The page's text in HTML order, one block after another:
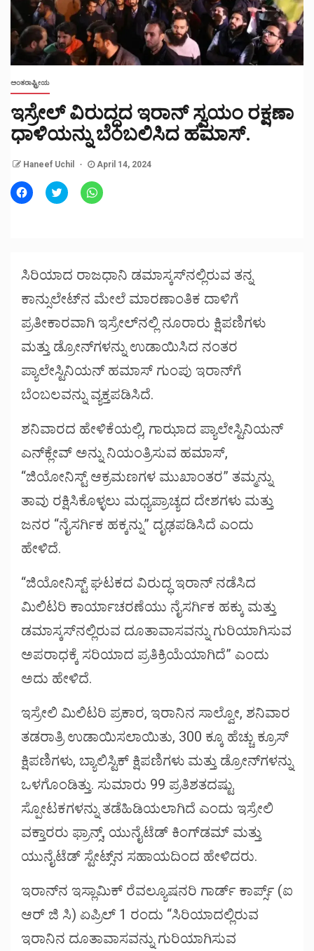
ಅಂತರಾಷ್ಟ್ರೀಯ
ಇಸ್ರೇಲ್ ವಿರುದ್ಧದ ಇರಾನ್ ಸ್ವಯಂ ರಕ್ಷಣಾ
ಧಾಳಿಯನ್ನು ಬೆಂಬಲಿಸಿದ ಹಮಾಸ್.
Haneef Uchil April 14, 2024
Click
to
Click
to
Click
to
ಸಿರಿಯಾದ ರಾಜಧಾನಿ ಡಮಾಸ್ಕಸ್‌ನಲ್ಲಿರುವ ತನ್ನ
ಕಾನ್ಸುಲೇಟ್‌ನ ಮೇಲೆ ಮಾರಣಾಂತಿಕ ದಾಳಿಗೆ
ಪ್ರತೀಕಾರವಾಗಿ ಇಸ್ರೇಲ್‌ನಲ್ಲಿ ನೂರಾರು ಕ್ಷಿಪಣಿಗಳು
ಮತ್ತು ಡ್ರೋನ್‌ಗಳನ್ನು ಉಡಾಯಿಸಿದ ನಂತರ
ಪ್ಯಾಲೇಸ್ಟಿನಿಯನ್ ಹಮಾಸ್ ಗುಂಪು ಇರಾನ್‌ಗೆ
ಬೆಂಬಲವನ್ನು ವ್ಯಕ್ತಪಡಿಸಿದೆ.
ಶನಿವಾರದ ಹೇಳಿಕೆಯಲ್ಲಿ, ಗಾಝಾದ ಪ್ಯಾಲೇಸ್ಟಿನಿಯನ್
ಎನ್‌ಕ್ಲೇವ್ ಅನ್ನು ನಿಯಂತ್ರಿಸುವ ಹಮಾಸ್,
“ಜಿಯೋನಿಸ್ಟ್ ಆಕ್ರಮಣಗಳ ಮುಖಾಂತರ” ತಮ್ಮನ್ನು
ತಾವು ರಕ್ಷಿಸಿಕೊಳ್ಳಲು ಮಧ್ಯಪ್ರಾಚ್ಯದ ದೇಶಗಳು ಮತ್ತು
ಜನರ “ನೈಸರ್ಗಿಕ ಹಕ್ಕನ್ನು” ದೃಢಪಡಿಸಿದೆ ಎಂದು
ಹೇಳಿದೆ.
“ಜಿಯೋನಿಸ್ಟ್ ಘಟಕದ ವಿರುದ್ಧ ಇರಾನ್ ನಡೆಸಿದ
ಮಿಲಿಟರಿ ಕಾರ್ಯಾಚರಣೆಯು ನೈಸರ್ಗಿಕ ಹಕ್ಕು ಮತ್ತು
ಡಮಾಸ್ಕಸ್‌ನಲ್ಲಿರುವ ದೂತಾವಾಸವನ್ನು ಗುರಿಯಾಗಿಸುವ
ಅಪರಾಧಕ್ಕೆ ಸರಿಯಾದ ಪ್ರತಿಕ್ರಿಯೆಯಾಗಿದೆ” ಎಂದು
ಅದು ಹೇಳಿದೆ.
ಇಸ್ರೇಲಿ ಮಿಲಿಟರಿ ಪ್ರಕಾರ, ಇರಾನಿನ ಸಾಲ್ವೋ, ಶನಿವಾರ
ತಡರಾತ್ರಿ ಉಡಾಯಿಸಲಾಯಿತು, 300 ಕ್ಕೂ ಹೆಚ್ಚು ಕ್ರೂಸ್
ಕ್ಷಿಪಣಿಗಳು, ಬ್ಯಾಲಿಸ್ಟಿಕ್ ಕ್ಷಿಪಣಿಗಳು ಮತ್ತು ಡ್ರೋನ್‌ಗಳನ್ನು
ಒಳಗೊಂಡಿತ್ತು. ಸುಮಾರು 99 ಪ್ರತಿಶತದಷ್ಟು
ಸ್ಪೋಟಕಗಳನ್ನು ತಡೆಹಿಡಿಯಲಾಗಿದೆ ಎಂದು ಇಸ್ರೇಲಿ
ವಕ್ತಾರರು ಫ್ರಾನ್ಸ್, ಯುನೈಟೆಡ್ ಕಿಂಗ್‌ಡಮ್ ಮತ್ತು
ಯುನೈಟೆಡ್ ಸ್ಟೇಟ್ಸ್‌ನ ಸಹಾಯದಿಂದ ಹೇಳಿದರು.
ಇರಾನ್‌ನ ಇಸ್ಲಾಮಿಕ್ ರೆವಲ್ಯೂಷನರಿ ಗಾರ್ಡ್ ಕಾರ್ಪ್ಸ್ (ಐ
ಆರ್ ಜಿ ಸಿ) ಏಪ್ರಿಲ್ 1 ರಂದು “ಸಿರಿಯಾದಲ್ಲಿರುವ
ಇರಾನಿನ ದೂತಾವಾಸವನ್ನು ಗುರಿಯಾಗಿಸುವ